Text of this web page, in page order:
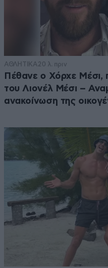
ΑΘΛΗΤΙΚΑ 20 λ. πριν
Πέθανε ο Χόρχε Μέσι,
του Λιονέλ Μέσι –
ανακοίνωση της